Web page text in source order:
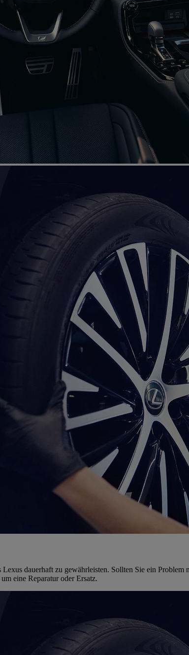
dauerhaft zu gewährleisten. Sollten Sie ein
eine Reparatur oder Ersatz.